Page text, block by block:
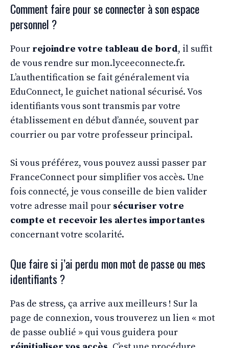
Comment faire pour se connecter à son espace
personnel ?
Pour rejoindre votre tableau de bord, il suffit
de vous rendre sur mon.lyceeconnecte.fr.
L’authentification se fait généralement via
EduConnect, le guichet national sécurisé. Vos
identifiants vous sont transmis par votre
établissement en début d’année, souvent par
courrier ou par votre professeur principal.
Si vous préférez, vous pouvez aussi passer par
FranceConnect pour simplifier vos accès. Une
fois connecté, je vous conseille de bien valider
votre adresse mail pour sécuriser votre
compte et recevoir les alertes importantes
concernant votre scolarité.
Que faire si j’ai perdu mon mot de passe ou mes
identifiants ?
Pas de stress, ça arrive aux meilleurs ! Sur la
page de connexion, vous trouverez un lien « mot
de passe oublié » qui vous guidera pour